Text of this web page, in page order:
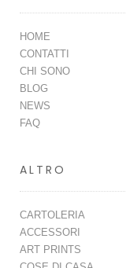
HOME
CONTATTI
CHI SONO
BLOG
NEWS
FAQ
ALTRO
CARTOLERIA
ACCESSORI
ART PRINTS